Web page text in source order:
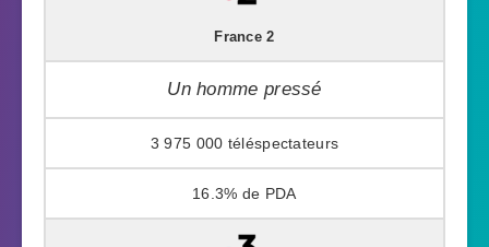
France 2
Un homme pressé
3 975 000
16.3%